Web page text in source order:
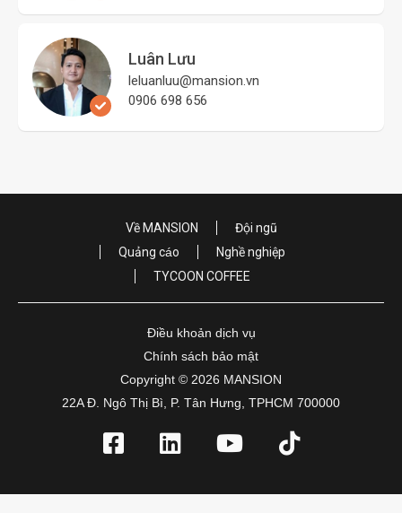
Luân Lưu
leluanluu@mansion.vn
0906 698 656
Về MANSION
Đội ngũ
Quảng cáo
Nghề nghiệp
TYCOON COFFEE
Điều khoản dịch vụ
Chính sách bảo mật
Copyright © 2026 MANSION
22A Đ. Ngô Thị Bì, P. Tân Hưng, TPHCM 700000